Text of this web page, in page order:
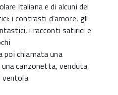
italiana e di alcuni dei
i contrasti d’amore, gli
i racconti satirici e
poi chiamata una
canzonetta, venduta